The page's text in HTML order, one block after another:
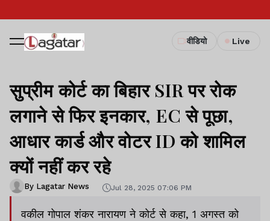
वीडियो Live
सुप्रीम कोर्ट का बिहार SIR पर रोक
लगाने से फिर इनकार, EC से पूछा,
आधार कार्ड और वोटर ID को शामिल
क्यों नहीं कर रहे
By Lagatar News Jul 28, 2025 07:06 PM
वकील गोपाल शंकर नारायण ने कोर्ट से कहा, 1 अगस्त को